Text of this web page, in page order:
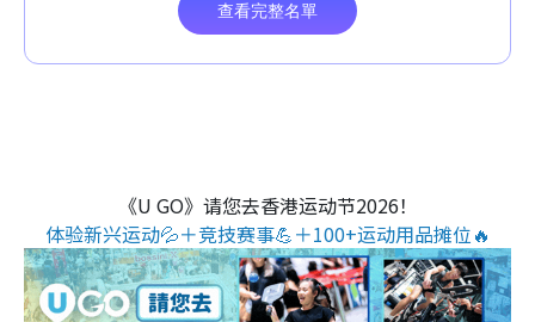
《U GO》请您去香港运动节2026！
体验新兴运动💦＋竞技赛事💪＋100+运动用品摊位🔥